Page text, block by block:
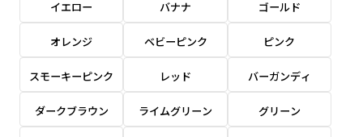
イエロー バナナ ゴールド
オレンジ ベビーピンク ピンク
スモーキーピンク レッド バーガンディ
ダークブラウン ライムグリーン グリーン
返事を頂いたあとに製作開始いたします。
ご購入時の案内にそって、デザイン画のファ
イルまたは、文章でお知らせください。
名入れ（要画像確認）［+1,298円］
弊社よりJPG画像をお送りします。ご確認のお
返事を頂いたあとに製作開始いたします。
幅が15cm 狭くなっておりスリムな印象を受けま
す。
幅が15cm 狭くなっておりスリムな印象を受けま
す。
右棒袋縫い 上棒袋縫い 上下棒袋縫い
上下棒袋縫い
（上のみ） その他
※備考欄に要望をお書きください
文字の間にスリットが入ります